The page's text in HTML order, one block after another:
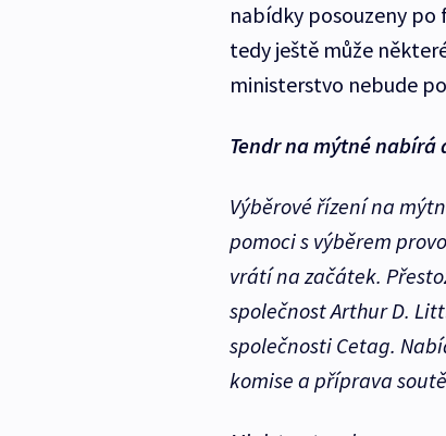
nabídky posouzeny
tedy ještě může
ministerstvo nebude
Tendr na mýtné nabírá
Výběrové řízení na
pomoci s výběrem
vrátí na začátek.
společnost Arthur D.
společnosti Cetag.
komise a příprava